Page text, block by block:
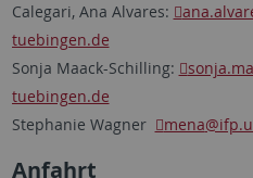
Calegari, Ana Alvares:
tuebingen.de
Sonja Maack-Schilling:
tuebingen.de
Stephanie Wagner
mena
Anfahrt